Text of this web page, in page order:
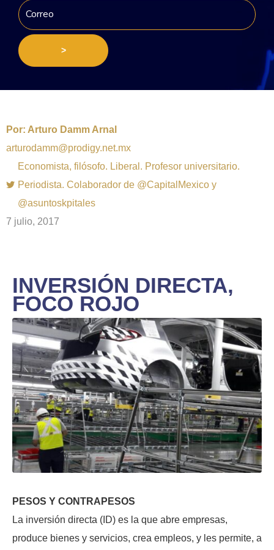
>
Por: Arturo Damm Arnal
arturodamm@prodigy.net.mx
Economista, filósofo. Liberal. Profesor universitario.
Periodista. Colaborador de @CapitalMexico y
@asuntoskpitales
7 julio, 2017
INVERSIÓN DIRECTA,
FOCO ROJO
PESOS Y CONTRAPESOS
La inversión directa (ID) es la que abre empresas,
produce bienes y servicios, crea empleos, y les permite, a